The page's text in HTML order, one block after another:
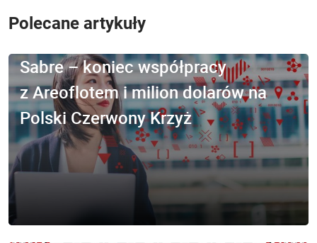
Polecane artykuły
Sabre – koniec współpracy
z Areoflotem i milion dolarów na
Polski Czerwony Krzyż